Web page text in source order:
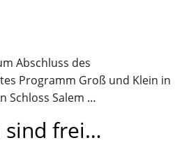
Abschluss des
Programm Groß und Klein in
Schloss Salem …
sind frei…